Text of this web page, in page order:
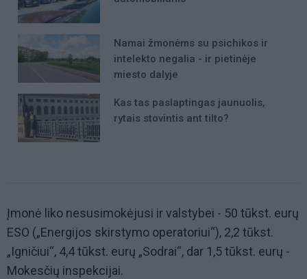
Namai žmonėms su psichikos ir
intelekto negalia - ir pietinėje
miesto dalyje
Kas tas paslaptingas jaunuolis,
rytais stovintis ant tilto?
Įmonė liko nesusimokėjusi ir valstybei - 50 tūkst. eurų
ESO („Energijos skirstymo operatoriui“), 2,2 tūkst.
„Igničiui“, 4,4 tūkst. eurų „Sodrai“, dar 1,5 tūkst. eurų -
Mokesčių inspekcijai.